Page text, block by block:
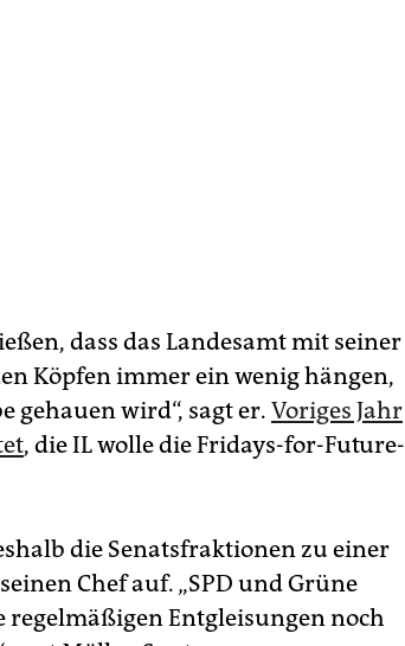
dass das Landesamt mit seiner
Köpfen immer ein wenig hängen,
gehauen wird“, sagt er. Voriges Jahr
, die IL wolle die Fridays­-for-Future-
die Senatsfraktionen zu einer
Chef auf. „SPD und Grüne
regelmäßigen Entgleisungen noch